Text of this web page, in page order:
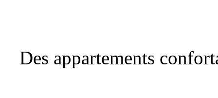
Des appartements